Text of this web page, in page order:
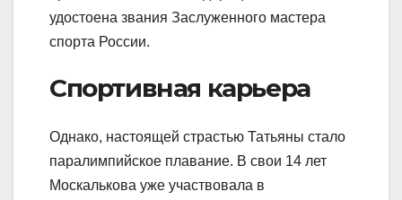
удостоена звания Заслуженного мастера
спорта России.
Спортивная карьера
Однако, настоящей страстью Татьяны стало
паралимпийское плавание. В свои 14 лет
Москалькова уже участвовала в